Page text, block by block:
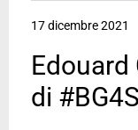
17 dicembre 2021
di